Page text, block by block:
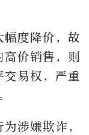
幅度降价，故
价销售，则
易权，严重
涉嫌欺诈，